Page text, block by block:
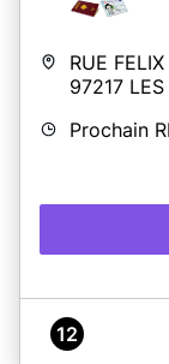
RUE
97217
Prochain
12